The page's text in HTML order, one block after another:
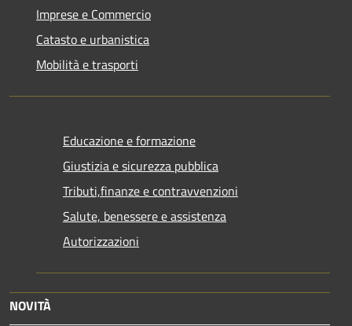
Imprese e Commercio
Catasto e urbanistica
Mobilità e trasporti
Educazione e formazione
Giustizia e sicurezza pubblica
Tributi,finanze e contravvenzioni
Salute, benessere e assistenza
Autorizzazioni
NOVITÀ